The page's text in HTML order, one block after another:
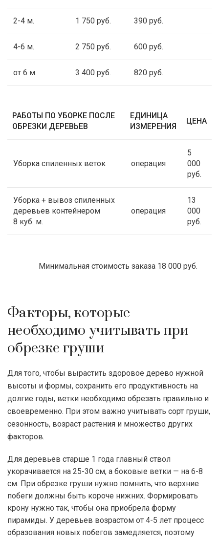
2-4 м. 1 750 руб. 390 руб.
4-6 м. 2 750 руб. 600 руб.
от 6 м. 3 400 руб. 820 руб.
РАБОТЫ ПО УБОРКЕ ПОСЛЕ
ОБРЕЗКИ ДЕРЕВЬЕВ
ЕДИНИЦА
ИЗМЕРЕНИЯ
ЦЕНА
Уборка спиленных веток операция
5
000
руб.
Уборка + вывоз спиленных
деревьев контейнером
8 куб. м.
операция
13
000
руб.
Минимальная стоимость заказа 18 000 руб.
Факторы, которые
необходимо учитывать при
обрезке груши
Для того, чтобы вырастить здоровое дерево нужной
высоты и формы, сохранить его продуктивность на
долгие годы, ветки необходимо обрезать правильно и
своевременно. При этом важно учитывать сорт груши,
сезонность, возраст растения и множество других
факторов.
Для деревьев старше 1 года главный ствол
укорачивается на 25-30 см, а боковые ветки — на 6-8
см. При обрезке груши нужно помнить, что верхние
побеги должны быть короче нижних. Формировать
крону нужно так, чтобы она приобрела форму
пирамиды. У деревьев возрастом от 4-5 лет процесс
образования новых побегов замедляется, поэтому